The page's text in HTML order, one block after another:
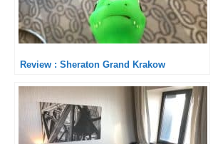
Review : Sheraton Grand Krakow